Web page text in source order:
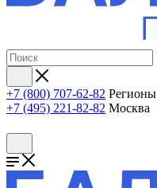
+7 (800) 707-62-82 Регионы
+7 (495) 221-82-82 Москва